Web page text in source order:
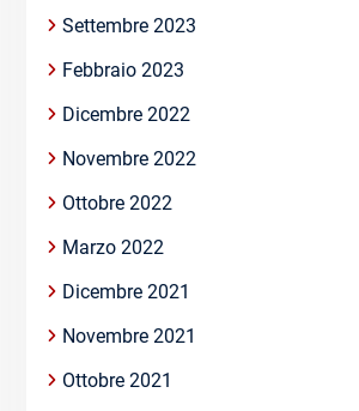
Settembre 2023
Febbraio 2023
Dicembre 2022
Novembre 2022
Ottobre 2022
Marzo 2022
Dicembre 2021
Novembre 2021
Ottobre 2021